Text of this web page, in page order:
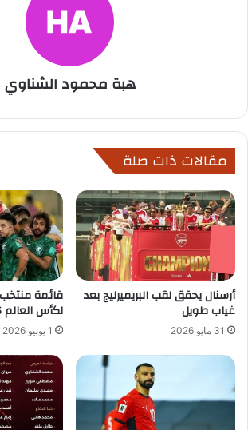
هبة محمود الشناوي
مقالات ذات صلة
أرسنال يحقق لقب البريميرليج بعد
غياب طويل
31 مايو 2026
قائمة
لكأس العالم 2026
1 يونيو 2026